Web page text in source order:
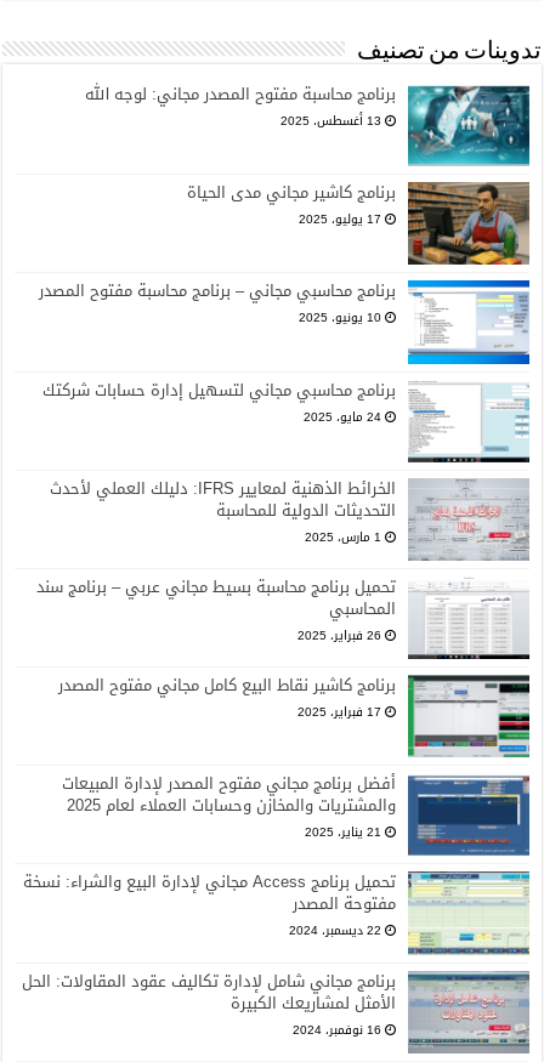
تدوينات من تصنيف
برنامج محاسبة مفتوح المصدر مجاني: لوجه الله
13 أغسطس، 2025
برنامج كاشير مجاني مدى الحياة
17 يوليو، 2025
برنامج محاسبي مجاني – برنامج محاسبة مفتوح المصدر
10 يونيو، 2025
برنامج محاسبي مجاني لتسهيل إدارة حسابات شركتك
24 مايو، 2025
الخرائط الذهنية لمعايير IFRS: دليلك العملي لأحدث
التحديثات الدولية للمحاسبة
1 مارس، 2025
تحميل برنامج محاسبة بسيط مجاني عربي – برنامج سند
المحاسبي
26 فبراير، 2025
برنامج كاشير نقاط البيع كامل مجاني مفتوح المصدر
17 فبراير، 2025
أفضل برنامج مجاني مفتوح المصدر لإدارة المبيعات
والمشتريات والمخازن وحسابات العملاء لعام 2025
21 يناير، 2025
تحميل برنامج Access مجاني لإدارة البيع والشراء: نسخة
مفتوحة المصدر
22 ديسمبر، 2024
برنامج مجاني شامل لإدارة تكاليف عقود المقاولات: الحل
الأمثل لمشاريعك الكبيرة
16 نوفمبر، 2024